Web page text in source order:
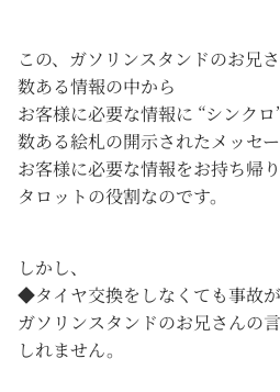
この、ガソリンスタンドのお兄
数ある情報の中から
お客様に必要な情報に “シンク
数ある絵札の開示されたメッセ
お客様に必要な情報をお持ち帰
タロットの役割なのです。
しかし、
◆タイヤ交換をしなくても事故
ガソリンスタンドのお兄さんの
しれません。